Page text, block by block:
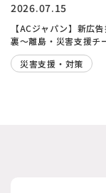
2026.07.15
【ACジャパン】新広
裏～離島・災害支援チ
災害支援・対策